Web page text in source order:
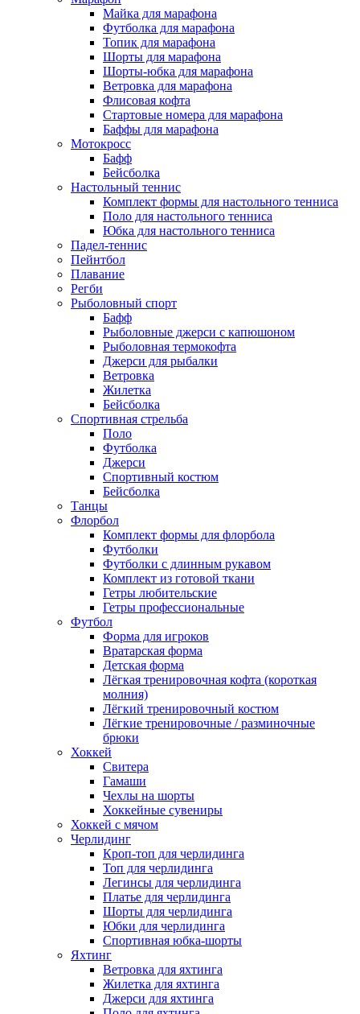
Майка для марафона
Футболка для марафона
Топик для марафона
Шорты для марафона
Шорты-юбка для марафона
Ветровка для марафона
Флисовая кофта
Стартовые номера для марафона
Баффы для марафона
Мотокросс
Бафф
Бейсболка
Настольный теннис
Комплект формы для настольного тенниса
Поло для настольного тенниса
Юбка для настольного тенниса
Падел-теннис
Пейнтбол
Плавание
Регби
Рыболовный спорт
Бафф
Рыболовные джерси с капюшоном
Рыболовная термокофта
Джерси для рыбалки
Ветровка
Жилетка
Бейсболка
Спортивная стрельба
Поло
Футболка
Джерси
Спортивный костюм
Бейсболка
Танцы
Флорбол
Комплект формы для флорбола
Футболки
Футболки с длинным рукавом
Комплект из готовой ткани
Гетры любительские
Гетры профессиональные
Футбол
Форма для игроков
Вратарская форма
Детская форма
Лёгкая тренировочная кофта (короткая
молния)
Лёгкий тренировочный костюм
Лёгкие тренировочные / разминочные
брюки
Хоккей
Свитера
Гамаши
Чехлы на шорты
Хоккейные сувениры
Хоккей с мячом
Черлидинг
Кроп-топ для черлидинга
Топ для черлидинга
Легинсы для черлидинга
Платье для черлидинга
Шорты для черлидинга
Юбки для черлидинга
Спортивная юбка-шорты
Яхтинг
Ветровка для яхтинга
Жилетка для яхтинга
Джерси для яхтинга